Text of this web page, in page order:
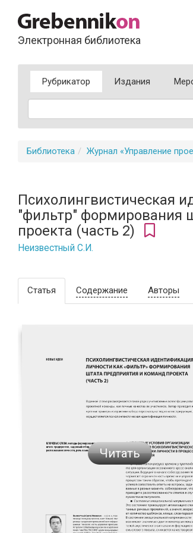
Электронная библиотека
Рубрикатор Издания
Библиотека Журнал «Управление
Психолингвистическая
"фильтр" формирования
проекта (часть 2)
Неизвестный С.И.
Статья Содержание Авторы
Читать